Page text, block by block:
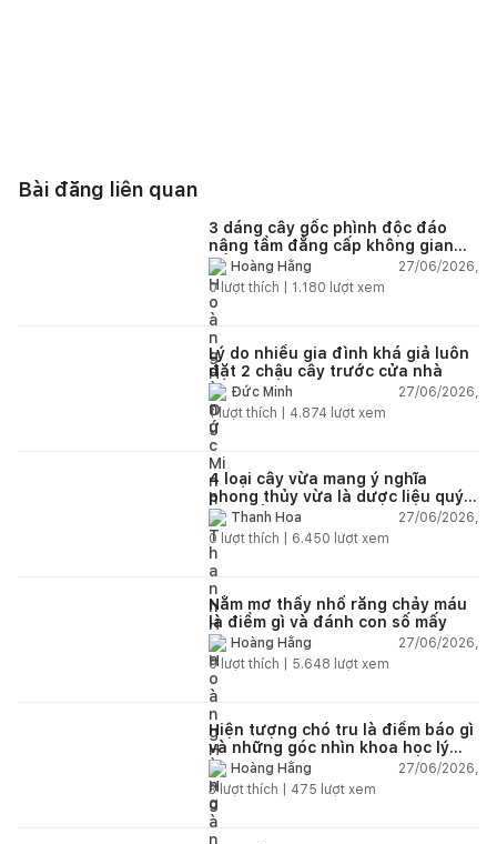
Bài đăng liên quan
3 dáng cây gốc phình độc đáo
nâng tầm đẳng cấp không gian
sốngHoàng Hằng
27/06/2026,
0lượt thích | 1.180 lượt xem
Lý do nhiều gia đình khá giả luôn
đặt 2 chậu cây trước cửa nhà
Đức Minh
27/06/2026,
1lượt thích | 4.874 lượt xem
4 loại cây vừa mang ý nghĩa
phong thủy vừa là dược liệu quý
nên trồng trong nhà
Thanh Hoa
27/06/2026,
0 lượt thích | 6.450 lượt xem
Nằm mơ thấy nhổ răng chảy máu
là điềm gì và đánh con số mấy
Hoàng Hằng
27/06/2026,
0lượt thích | 5.648 lượt xem
Hiện tượng chó tru là điềm báo gì
và những góc nhìn khoa học lý
giảiHoàng Hằng
27/06/2026,
3lượt thích | 475 lượt xem